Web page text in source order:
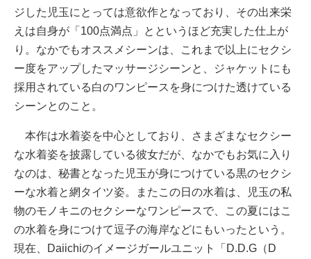
ジした児玉にとっては意欲作となっており、その出来栄
えは自身が「100点満点」とというほど充実した仕上が
り。なかでもオススメシーンは、これまで以上にセクシ
ー度をアップしたマッサージシーンと、ジャケットにも
採用されている白のワンピースを身につけた透けている
シーンとのこと。
本作は水着姿を中心としており、さまざまなセクシー
な水着姿を披露している彼女だが、なかでもお気に入り
なのは、秘書となった児玉が身につけている黒のセクシ
ーな水着と網タイツ姿。またこの日の水着は、児玉の私
物のモノキニのセクシーなワンピースで、この夏にはこ
の水着を身につけて逗子の海岸などにもいったという。
現在、Daiichiのイメージガールユニット「D.D.G（D